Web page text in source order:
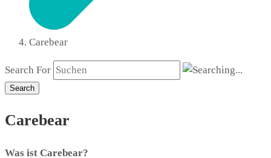
Carebear
Search For
Search
Carebear
Was ist Carebear?